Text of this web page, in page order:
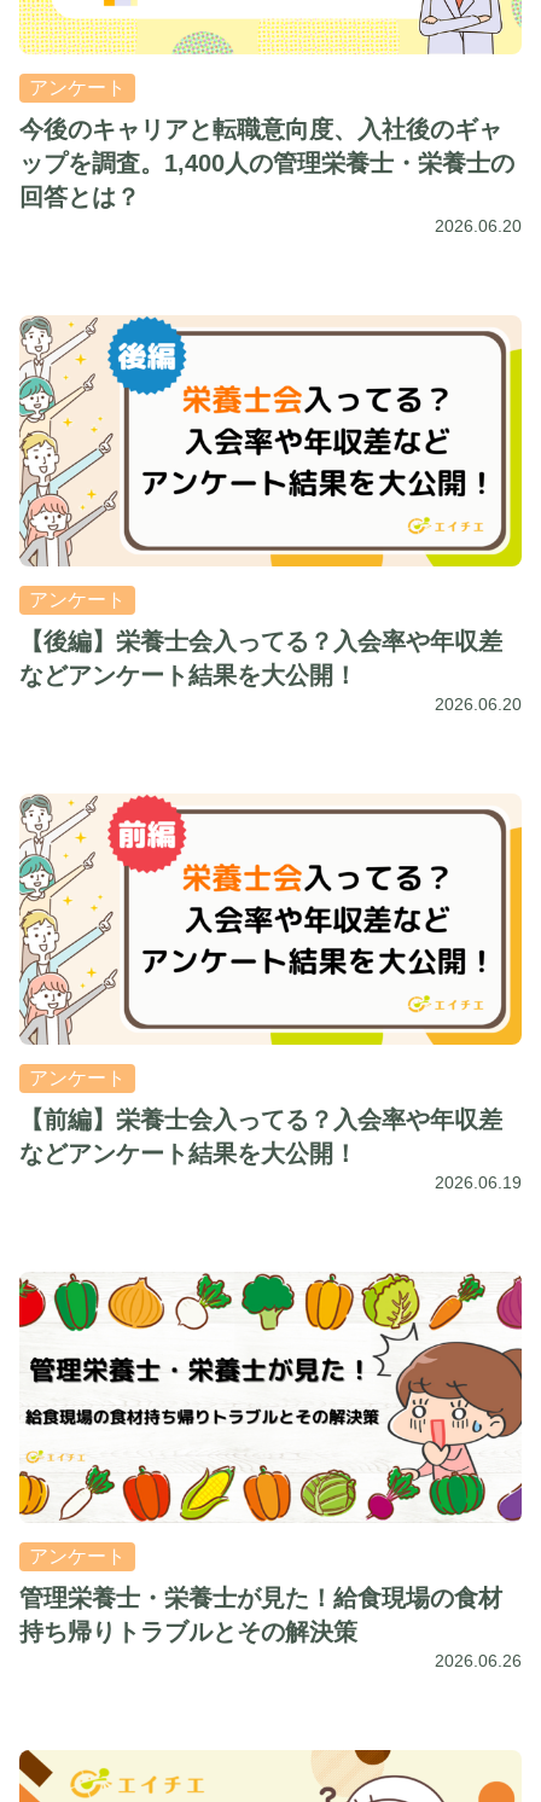
アンケート
今後のキャリアと転職意向度、入社後のギャ
ップを調査。1,400人の管理栄養士・栄養士の
回答とは？
2026.06.20
アンケート
【後編】栄養士会入ってる？入会率や年収差
などアンケート結果を大公開！
2026.06.20
アンケート
【前編】栄養士会入ってる？入会率や年収差
などアンケート結果を大公開！
2026.06.19
アンケート
管理栄養士・栄養士が見た！給食現場の食材
持ち帰りトラブルとその解決策
2026.06.26